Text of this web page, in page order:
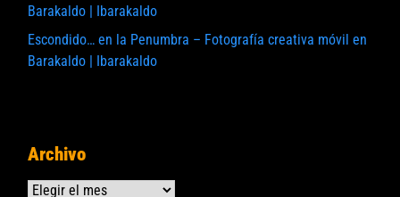
Barakaldo | Ibarakaldo
Escondido… en la Penumbra – Fotografía creativa móvil en
Barakaldo | Ibarakaldo
Archivo
Archivos